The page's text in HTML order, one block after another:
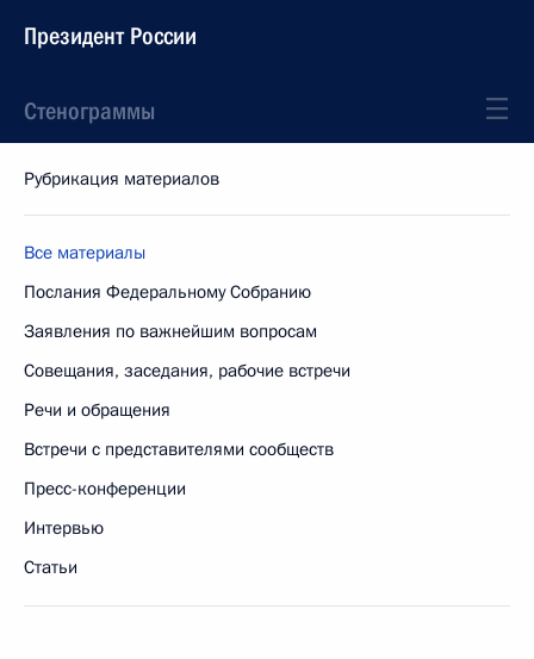
Президент России
Стенограммы
Рубрикация материалов
Все материалы
Послания Федеральному Собранию
Заявления по важнейшим вопросам
Совещания, заседания, рабочие встречи
Речи и обращения
Встречи с представителями сообществ
Пресс-конференции
Интервью
Статьи